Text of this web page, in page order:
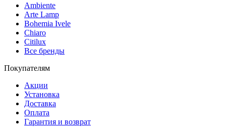
Ambiente
Arte Lamp
Bohemia Ivele
Chiaro
Citilux
Все бренды
Покупателям
Акции
Установка
Доставка
Оплата
Гарантия и возврат